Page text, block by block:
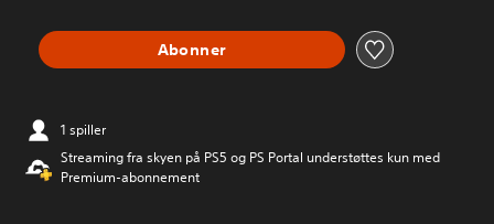
Abonner
1 spiller
Streaming fra skyen på PS5 og PS Portal understøttes kun med
Premium-abonnement